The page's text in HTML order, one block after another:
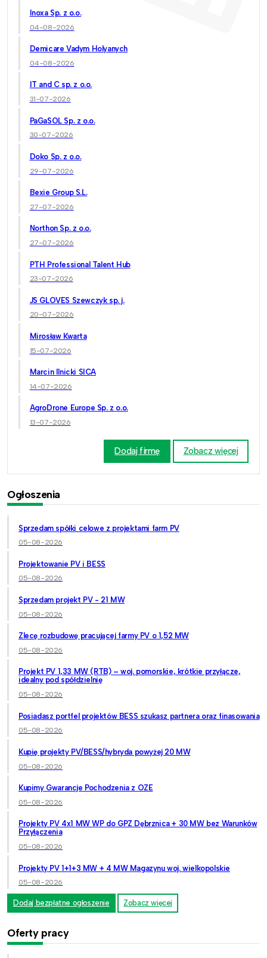
Inoxa Sp. z o.o.
04-08-2026
Demicare Vadym Holyanych
04-08-2026
IT and C sp. z o.o.
31-07-2026
PaGaSOL Sp. z o.o.
30-07-2026
Doko Sp. z o.o.
29-07-2026
Bexie Group S.L.
27-07-2026
Northon Sp. z o.o.
27-07-2026
PTH Professional Talent Hub
23-07-2026
JS GLOVES Szewczyk sp. j.
20-07-2026
Mirosław Kwarta
15-07-2026
Marcin Ilnicki SICA
14-07-2026
AgroDrone Europe Sp. z o.o.
13-07-2026
Dodaj firmę Zobacz więcej
Ogłoszenia
Sprzedam spółki celowe z projektami farm PV
05-08-2026
Projektowanie PV i BESS
05-08-2026
Sprzedam projekt PV - 21 MW
05-08-2026
Zlecę rozbudowę pracującej farmy PV o 1,52 MW
05-08-2026
Projekt PV 1,33 MW (RTB) – woj. pomorskie, krótkie przyłącze,
idealny pod spółdzielnię
05-08-2026
Posiadasz portfel projektów BESS szukasz partnera oraz finasowania
05-08-2026
Kupię projekty PV/BESS/hybryda powyżej 20 MW
05-08-2026
Kupimy Gwarancje Pochodzenia z OZE
05-08-2026
Projekty PV 4x1 MW WP do GPZ Dębrznica + 30 MW bez Warunków
Przyłączenia
05-08-2026
Projekty PV 1+1+3 MW + 4 MW Magazynu woj. wielkopolskie
05-08-2026
Dodaj bezpłatne ogłoszenie Zobacz więcej
Oferty pracy